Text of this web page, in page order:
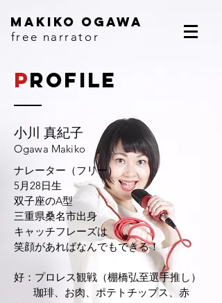
makiko ogawa
free narrator
Profile
Ogawa Makiko
小川 真紀子
ナレーター（フリー）
5月28日生
双子座のA型
三重県桑名市出身
キャッチフレーズは
笑顔があればなんでもできる！
好：プロレス観戦（棚橋弘至選手推し）
珈琲、お肉、ポテトチップス、赤